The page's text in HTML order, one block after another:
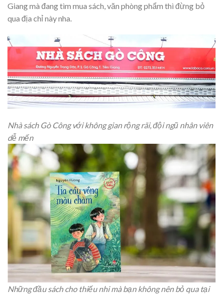
Giang mà đang tìm mua sách, văn phòng phẩm thì đừng bỏ
qua địa chỉ này nha.
Nhà sách Gò Công với không gian rộng rãi, đội ngũ nhân viên
dễ mến
Những đầu sách cho thiếu nhi mà bạn không nên bỏ qua tại